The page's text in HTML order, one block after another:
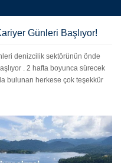
Günleri Başlıyor!
denizcilik sektörünün önde
. 2 hafta boyunca sürecek
bulunan herkese çok teşekkür